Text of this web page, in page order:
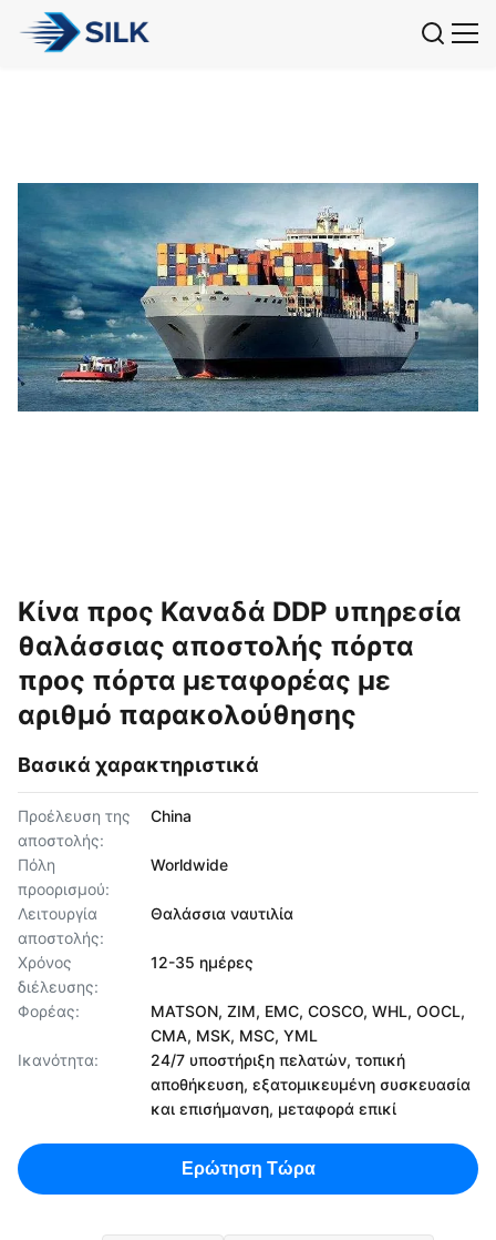
Κίνα προς Καναδά DDP υπηρεσία
θαλάσσιας αποστολής πόρτα
προς πόρτα μεταφορέας με
αριθμό παρακολούθησης
Βασικά χαρακτηριστικά
Προέλευση της
αποστολής:
China
Πόλη
προορισμού:
Worldwide
Λειτουργία
αποστολής:
Θαλάσσια ναυτιλία
Χρόνος
διέλευσης:
12-35 ημέρες
Φορέας:
MATSON, ZIM, EMC, COSCO, WHL, OOCL,
CMA, MSK, MSC, YML
Ικανότητα:
24/7 υποστήριξη πελατών, τοπική
αποθήκευση, εξατομικευμένη συσκευασία
και επισήμανση, μεταφορά επικί
Ερώτηση Τώρα